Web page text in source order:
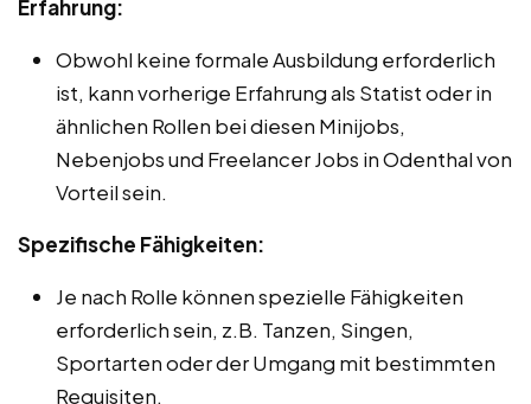
Erfahrung:
Obwohl keine formale Ausbildung erforderlich
ist, kann vorherige Erfahrung als Statist oder in
ähnlichen Rollen bei diesen Minijobs,
Nebenjobs und Freelancer Jobs in Odenthal von
Vorteil sein.
Spezifische Fähigkeiten:
Je nach Rolle können spezielle Fähigkeiten
erforderlich sein, z.B. Tanzen, Singen,
Sportarten oder der Umgang mit bestimmten
Requisiten.